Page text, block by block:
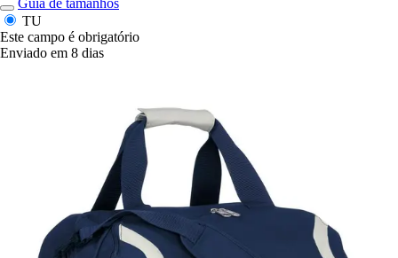
TU
Este campo é obrigatório
Enviado em 8 dias